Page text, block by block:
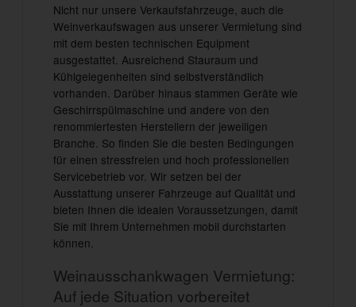
Nicht nur unsere Verkaufsfahrzeuge, auch die
Weinverkaufswagen aus unserer Vermietung sind
mit dem besten technischen Equipment
ausgestattet. Ausreichend Stauraum und
Kühlgelegenheiten sind selbstverständlich
vorhanden. Darüber hinaus stammen Geräte wie
Geschirrspülmaschine und andere von den
renommiertesten Herstellern der jeweiligen
Branche. So finden Sie die besten Bedingungen
für einen stressfreien und hoch professionellen
Servicebetrieb vor. Wir setzen bei der
Ausstattung unserer Fahrzeuge auf Qualität und
bieten Ihnen die idealen Voraussetzungen, damit
Sie mit Ihrem Unternehmen mobil durchstarten
können.
Weinausschankwagen Vermietung:
Auf jede Situation vorbereitet